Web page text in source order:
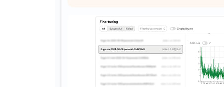
__모더레이션 실행
▣ 05장: 내장 도구
5-1 Web search